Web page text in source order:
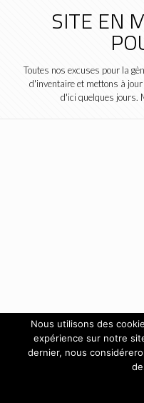
SITE EN
Toutes nos excuses pour la
d'inventaire et mettons à
d'ici quelques jours.
Nous utilisons des
expérience sur notre
dernier, nous